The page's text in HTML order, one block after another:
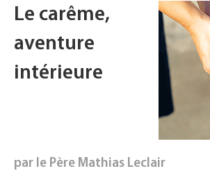
Je donne
Le carême,
aventure
intérieure
par le Père Mathias Leclair